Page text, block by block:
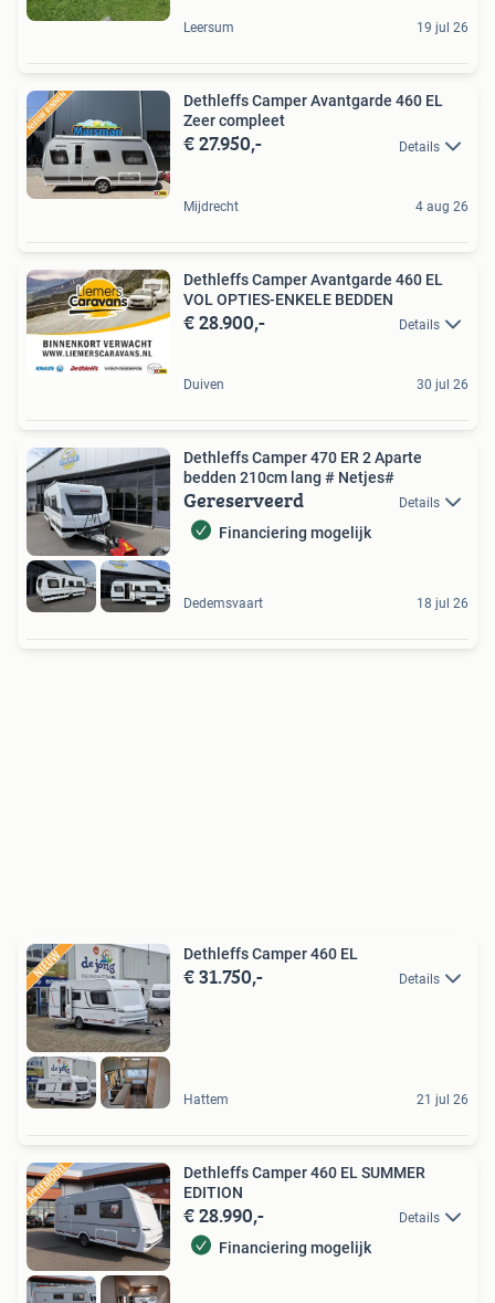
Leersum 19 jul 26
Dethleffs Camper Avantgarde 460 EL
Zeer compleet
€ 27.950,- Details
Mijdrecht 4 aug 26
Dethleffs Camper Avantgarde 460 EL
VOL OPTIES-ENKELE BEDDEN
€ 28.900,- Details
Duiven 30 jul 26
Dethleffs Camper 470 ER 2 Aparte
bedden 210cm lang # Netjes#
Gereserveerd Details
Financiering mogelijk
Dedemsvaart 18 jul 26
Dethleffs Camper 460 EL
€ 31.750,- Details
Hattem 21 jul 26
Dethleffs Camper 460 EL SUMMER
EDITION
€ 28.990,- Details
Financiering mogelijk